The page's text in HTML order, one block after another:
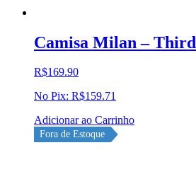
Camisa Milan – Third
R$169.90
No Pix: R$159.71
Adicionar ao Carrinho
Fora de Estoque